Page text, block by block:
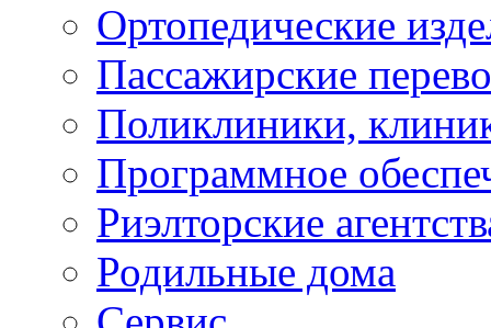
Ортопедические
Пассажирские
Поликлиники,
Программное
Риэлторские
Родильные дома